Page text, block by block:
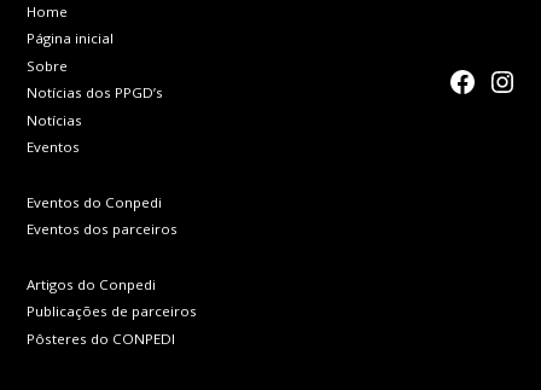
Home
Página inicial
Sobre
Notícias dos PPGD’s
Notícias
Eventos
Eventos do Conpedi
Eventos dos parceiros
Artigos do Conpedi
Publicações de parceiros
Pôsteres do CONPEDI